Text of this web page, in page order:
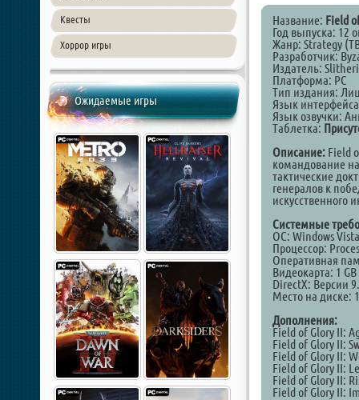
Квесты
Хоррор игры
Ожидаемые игры
Название: Field
Год выпуска: 12
Жанр: Strategy
Разработчик:
Издатель:
Платформа: PC
Тип издания:
Язык
Язык озвучки:
Таблетка:
Описание: Field
командование
тактические
генералов к
искусственного
Системные
ОС: Windows
Процессор:
Оперативная
Видеокарта: 1
DirectX: Версии
Место на диске:
Дополнения:
Field of Glory II:
Field of Glory II:
Field of Glory II:
Field of Glory II:
Field of Glory II:
Field of Glory II: